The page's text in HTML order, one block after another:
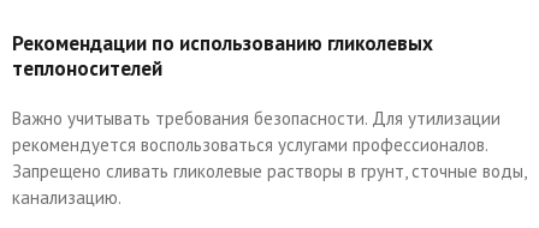
Рекомендации по использованию гликолевых
теплоносителей
Важно учитывать требования безопасности. Для утилизации
рекомендуется воспользоваться услугами профессионалов.
Запрещено сливать гликолевые растворы в грунт, сточные воды,
канализацию.